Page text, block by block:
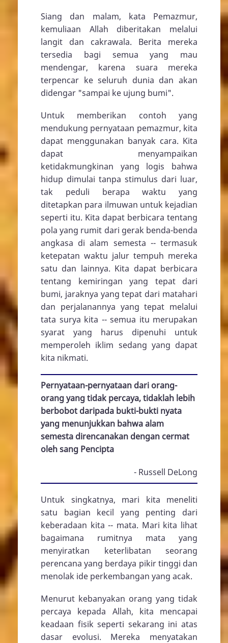
Siang dan malam, kata Pemazmur,
kemuliaan Allah diberitakan melalui
langit dan cakrawala. Berita mereka
tersedia bagi semua yang mau
mendengar, karena suara mereka
terpencar ke seluruh dunia dan akan
didengar "sampai ke ujung bumi".
Untuk memberikan contoh yang
mendukung pernyataan pemazmur, kita
dapat menggunakan banyak cara. Kita
dapat menyampaikan
ketidakmungkinan yang logis bahwa
hidup dimulai tanpa stimulus dari luar,
tak peduli berapa waktu yang
ditetapkan para ilmuwan untuk kejadian
seperti itu. Kita dapat berbicara tentang
pola yang rumit dari gerak benda-benda
angkasa di alam semesta -- termasuk
ketepatan waktu jalur tempuh mereka
satu dan lainnya. Kita dapat berbicara
tentang kemiringan yang tepat dari
bumi, jaraknya yang tepat dari matahari
dan perjalanannya yang tepat melalui
tata surya kita -- semua itu merupakan
syarat yang harus dipenuhi untuk
memperoleh iklim sedang yang dapat
kita nikmati.
Pernyataan-pernyataan dari orang-
orang yang tidak percaya, tidaklah lebih
berbobot daripada bukti-bukti nyata
yang menunjukkan bahwa alam
semesta direncanakan dengan cermat
oleh sang Pencipta
- Russell DeLong
Untuk singkatnya, mari kita meneliti
satu bagian kecil yang penting dari
keberadaan kita -- mata. Mari kita lihat
bagaimana rumitnya mata yang
menyiratkan keterlibatan seorang
perencana yang berdaya pikir tinggi dan
menolak ide perkembangan yang acak.
Menurut kebanyakan orang yang tidak
percaya kepada Allah, kita mencapai
keadaan fisik seperti sekarang ini atas
dasar evolusi. Mereka menyatakan